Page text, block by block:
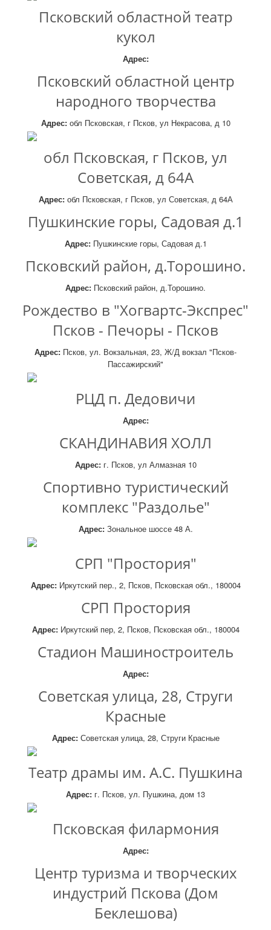
Псковский областной театр
кукол
Адрес:
Псковский областной центр
народного творчества
Адрес:обл Псковская, г Псков, ул Некрасова, д 10
обл Псковская, г Псков, ул
Советская, д 64А
Адрес:обл Псковская, г Псков, ул Советская, д 64А
Пушкинские горы, Садовая д.1
Адрес:Пушкинские горы, Садовая д.1
Псковский район, д.Торошино.
Адрес: Псковский район, д.Торошино.
Рождество в "Хогвартс-Экспрес"
Псков - Печоры - Псков
Адрес: Псков, ул. Вокзальная, 23, Ж/Д вокзал "Псков-
Пассажирский"
РЦД п. Дедовичи
Адрес:
СКАНДИНАВИЯ ХОЛЛ
Адрес:г. Псков, ул Алмазная 10
Спортивно туристический
комплекс "Раздолье"
Адрес:Зональное шоссе 48 А.
СРП "Простория"
Адрес:Иркутский пер., 2, Псков, Псковская обл., 180004
СРП Простория
Адрес:Иркутский пер, 2, Псков, Псковская обл., 180004
Стадион Машиностроитель
Адрес:
Советская улица, 28, Струги
Красные
Адрес:Советская улица, 28, Струги Красные
Театр драмы им. А.С. Пушкина
Адрес: г. Псков, ул. Пушкина, дом 13
Псковская филармония
Адрес:
Центр туризма и творческих
индустрий Пскова (Дом
Беклешова)